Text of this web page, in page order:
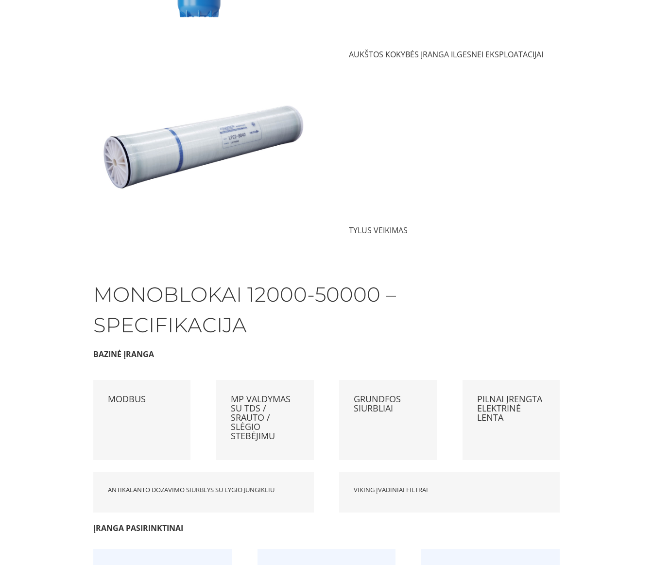
AUKŠTOS KOKYBĖS ĮRANGA ILGESNEI EKSPLOATACIJAI
TYLUS VEIKIMAS
MONOBLOKAI 12000-50000 –
SPECIFIKACIJA
BAZINĖ ĮRANGA
MODBUS MP VALDYMAS
SU TDS /
SRAUTO /
SLĖGIO
STEBĖJIMU
GRUNDFOS
SIURBLIAI
PILNAI ĮRENGTA
ELEKTRINĖ
LENTA
ANTIKALANTO DOZAVIMO SIURBLYS SU LYGIO JUNGIKLIU VIKING ĮVADINIAI FILTRAI
ĮRANGA PASIRINKTINAI